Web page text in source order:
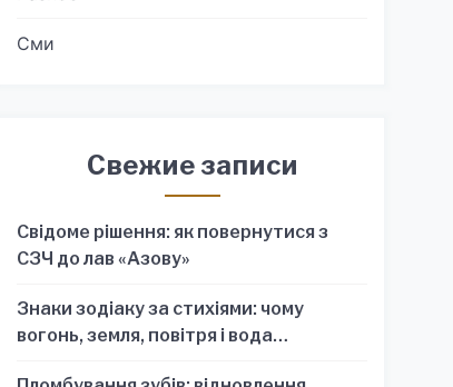
Сми
Свежие записи
Свідоме рішення: як повернутися з
СЗЧ до лав «Азову»
Знаки зодіаку за стихіями: чому
вогонь, земля, повітря і вода